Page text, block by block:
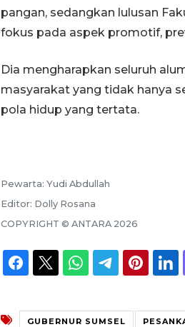
pangan, sedangkan lulusan
fokus pada aspek promotif,
Dia mengharapkan seluruh
masyarakat yang tidak hanya
pola hidup yang tertata.
Pewarta: Yudi Abdullah
Editor: Dolly Rosana
COPYRIGHT © ANTARA 2026
GUBERNUR SUMSEL